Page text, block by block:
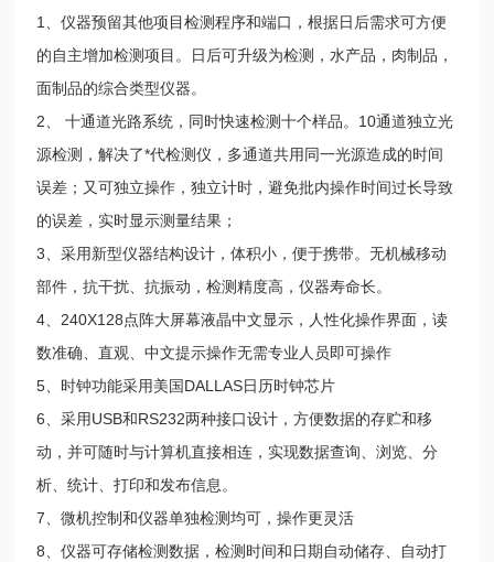
1、仪器预留其他项目检测程序和端口，根据日后需求可方便
的自主增加检测项目。日后可升级为检测，水产品，肉制品，
面制品的综合类型仪器。
2、 十通道光路系统，同时快速检测十个样品。10通道独立光
源检测，解决了*代检测仪，多通道共用同一光源造成的时间
误差；又可独立操作，独立计时，避免批内操作时间过长导致
的误差，实时显示测量结果；
3、采用新型仪器结构设计，体积小，便于携带。无机械移动
部件，抗干扰、抗振动，检测精度高，仪器寿命长。
4、240X128点阵大屏幕液晶中文显示，人性化操作界面，读
数准确、直观、中文提示操作无需专业人员即可操作
5、时钟功能采用美国DALLAS日历时钟芯片
6、采用USB和RS232两种接口设计，方便数据的存贮和移
动，并可随时与计算机直接相连，实现数据查询、浏览、分
析、统计、打印和发布信息。
7、微机控制和仪器单独检测均可，操作更灵活
8、仪器可存储检测数据，检测时间和日期自动储存、自动打